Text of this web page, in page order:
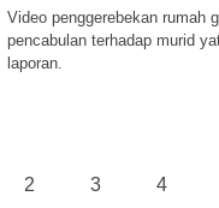
Video penggerebekan rumah
pencabulan terhadap murid
laporan.
2 3 4